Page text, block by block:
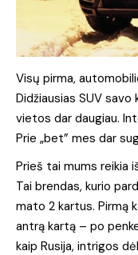
Visų pirma,
Didžiausias SUV savo
vietos dar daugiau.
Prie „bet” mes dar
Prieš tai mums reikia
Tai brendas, kurio
mato 2 kartus. Pirmą
antrą kartą – po
kaip Rusija, intrigos